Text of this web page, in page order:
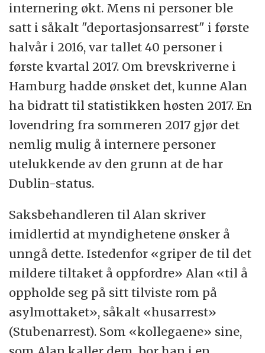
internering økt. Mens ni personer ble
satt i såkalt "deportasjonsarrest" i første
halvår i 2016, var tallet 40 personer i
første kvartal 2017. Om brevskriverne i
Hamburg hadde ønsket det, kunne Alan
ha bidratt til statistikken høsten 2017. En
lovendring fra sommeren 2017 gjør det
nemlig mulig å internere personer
utelukkende av den grunn at de har
Dublin-status.
Saksbehandleren til Alan skriver
imidlertid at myndighetene ønsker å
unngå dette. Istedenfor «griper de til det
mildere tiltaket å oppfordre» Alan «til å
oppholde seg på sitt tilviste rom på
asylmottaket», såkalt «husarrest»
(Stubenarrest). Som «kollegaene» sine,